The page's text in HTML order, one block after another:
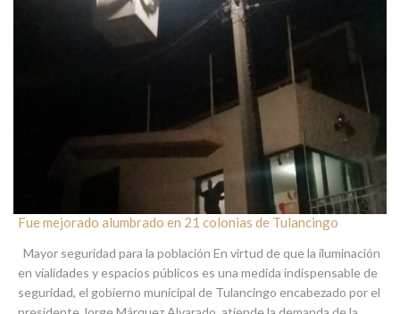
Fue mejorado alumbrado en 21 colonias de Tulancingo
Mayor seguridad para la población En virtud de que la iluminación
en vialidades y espacios públicos es una medida indispensable de
seguridad, el gobierno municipal de Tulancingo encabezado por el